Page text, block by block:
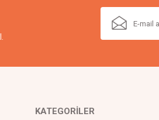
KATEGORİLER